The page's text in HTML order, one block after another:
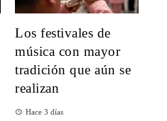
Los festivales de
música con mayor
tradición que aún se
realizan
Hace 3 días